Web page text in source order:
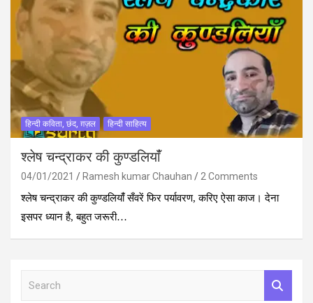
हिन्दी कविता, छंद, ग़ज़ल हिन्दी साहित्य
श्‍लेष चन्‍द्राकर की कुण्डलियांँ
04/01/2021 Ramesh kumar Chauhan
2 Comments
श्‍लेष चन्‍द्राकर की कुण्डलियांँ सँवरें फिर पर्यावरण, करिए ऐसा काज। देना
इसपर ध्यान है, बहुत जरूरी…